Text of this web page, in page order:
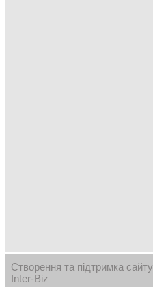
Створення та підтримка сайту
Inter-Biz